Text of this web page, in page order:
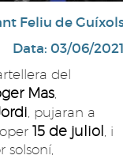
Feliu de
Data: 03/06/
del
Mas,
, pujaran a
15 de juliol , i
solsoní,